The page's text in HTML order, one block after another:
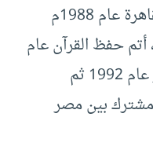
تخرج في كلية الطب جامعة القاهرة عام 1988م
أتم حفظ القرآن عام
1991 م، حصل على الماجستير عام 1992 ثم
بإشراف مشترك بين مصر